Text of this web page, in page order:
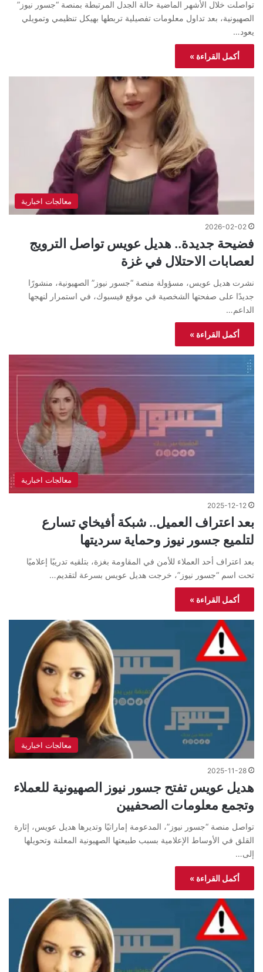
تواصلت خلال الأشهر الماضية حالة الجدل المرتبطة بمنصة “جسور نيوز”
الصهيونية، بعد تداول معلومات تفصيلية تربطها بهيكل تنظيمي وتمويلي
يعود…
أكمل القراءة »
معالجات اخبارية
2026-02-02
فضيحة جديدة.. هديل عويس تواصل الترويج
لعصابات الاحتلال في غزة
نشرت هديل عويس، مسؤولة منصة “جسور نيوز” الصهيونية، منشورًا
جديدًا على صفحتها الشخصية في موقع فيسبوك، في استمرار لنهجها
الداعم…
أكمل القراءة »
معالجات اخبارية
2025-12-12
بعد اعتراف العميل.. شبكة أفيخاي تسارع
لتلميع جسور نيوز وحماية سرديتها
بعد اعتراف أحد العملاء للأمن في المقاومة بغزة، بتلقيه تدريبًا إعلاميًا
تحت اسم “جسور نيوز”، خرجت هديل عويس بسرعة لتقديم…
أكمل القراءة »
معالجات اخبارية
2025-11-28
هديل عويس تفتح جسور نيوز الصهيونية للعملاء
وتجمع معلومات الصحفيين
تواصل منصة “جسور نيوز”، المدعومة إماراتيًا وتديرها هديل عويس، إثارة
القلق في الأوساط الإعلامية بسبب طبيعتها الصهيونية المعلنة وتحويلها
إلى…
أكمل القراءة »